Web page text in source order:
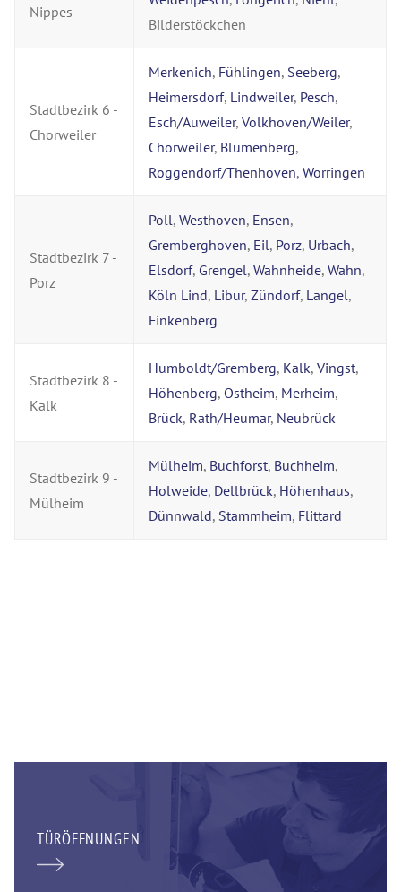
Nippes
Bilderstöckchen
Stadtbezirk 6 -
Chorweiler
Merkenich, Fühlingen, Seeberg,
Heimersdorf, Lindweiler, Pesch,
Esch/Auweiler, Volkhoven/Weiler,
Chorweiler, Blumenberg,
Roggendorf/Thenhoven, Worringen
Stadtbezirk 7 -
Porz
Poll, Westhoven, Ensen,
Gremberghoven, Eil, Porz, Urbach,
Elsdorf, Grengel, Wahnheide, Wahn,
Köln Lind, Libur, Zündorf, Langel,
Finkenberg
Stadtbezirk 8 -
Kalk
Humboldt/Gremberg, Kalk, Vingst,
Höhenberg, Ostheim, Merheim,
Brück, Rath/Heumar, Neubrück
Stadtbezirk 9 -
Mülheim
Mülheim, Buchforst, Buchheim,
Holweide, Dellbrück, Höhenhaus,
Dünnwald, Stammheim, Flittard
TÜRÖFFNUNGEN